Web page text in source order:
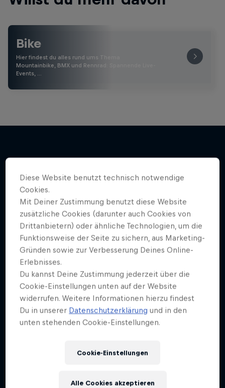
Bike
Hier findest du alles rund ums Thema
Mountainbike, BMX und Rennrad: Spannende Live-
Events, …
17 – 19 Oktober 2025
Diese Website benutzt technisch notwendige
Cookies.
Mit Deiner Zustimmung benutzt diese Website
zusätzliche Cookies (darunter auch Cookies von
Drittanbietern) oder ähnliche Technologien, um die
Funktionsweise der Seite zu sichern, aus Marketing-
Gründen sowie zur Verbesserung Deines Online-
Erlebnisses.
Du kannst Deine Zustimmung jederzeit über die
Cookie-Einstellungen unten auf der Website
widerrufen. Weitere Informationen hierzu findest
Du in unserer Datenschutzerklärung und in den
unten stehenden Cookie-Einstellungen.
Cookie-Einstellungen
Alle Cookies akzeptieren